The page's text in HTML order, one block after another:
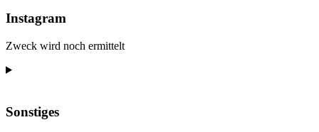
google-
Instagram
Zweck wird noch ermittelt
Consent
instagram
Sonstiges